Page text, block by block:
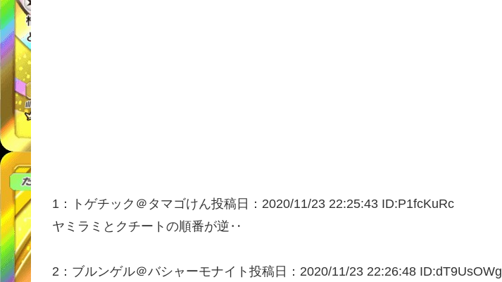
1： トゲチック＠タマゴけん投稿日：2020/11/23 22:25:43 ID:P1fcKuRc
ヤミラミとクチートの順番が逆‥
2： ブルンゲル＠バシャーモナイト 投稿日：2020/11/23 22:26:48 ID:dT9UsOWg